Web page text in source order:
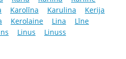
Karolīna Karulina
Kerija
Kerolaine Lina
Līne
Linus Linuss